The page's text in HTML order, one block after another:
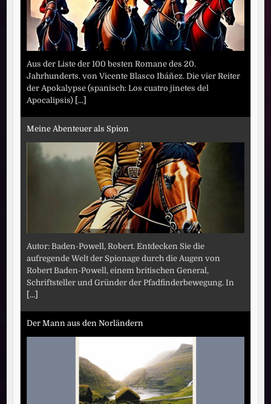
Aus der Liste der 100 besten Romane des 20.
Jahrhunderts. von Vicente Blasco Ibáñez. Die vier Reiter
der Apokalypse (spanisch: Los cuatro jinetes del
Apocalipsis) [...]
Meine Abenteuer als Spion
Autor: Baden-Powell, Robert. Entdecken Sie die
aufregende Welt der Spionage durch die Augen von
Robert Baden-Powell, einem britischen General,
Schriftsteller und Gründer der Pfadfinderbewegung. In
[...]
Der Mann aus den Norländern